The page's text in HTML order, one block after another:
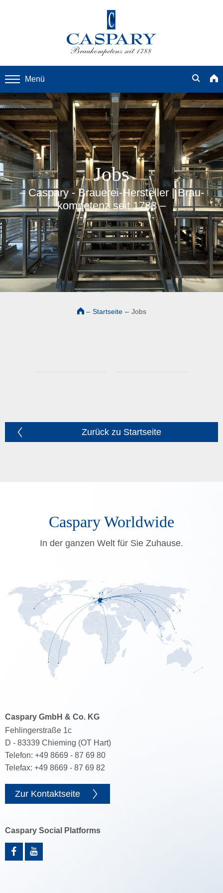
Menü
Jobs
– Caspary - Brauerei-Hersteller | Brau­
kompetenz seit 1788 –
– Startseite – Jobs
Zurück zu Startseite
Caspary Worldwide
In der ganzen Welt für Sie Zuhause.
Caspary GmbH & Co. KG
Fehlingerstraße 1c
D - 83339 Chieming (OT Hart)
Telefon: +49 8669 - 87 69 80
Telefax: +49 8669 - 87 69 82
Zur Kontaktseite
Caspary Social Platforms